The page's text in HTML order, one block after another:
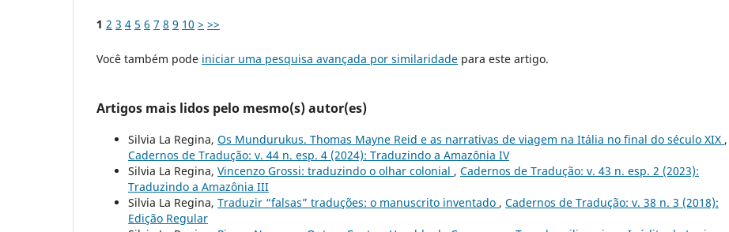
1 2 3 4 5 6 7 8 9 10 > >>
Você também pode iniciar uma pesquisa avançada por similaridade para este artigo.
Artigos mais lidos pelo mesmo(s) autor(es)
Silvia La Regina, Os Mundurukus. Thomas Mayne Reid e as narrativas de viagem na Itália no final do século XIX ,
Cadernos de Tradução: v. 44 n. esp. 4 (2024): Traduzindo a Amazônia IV
Silvia La Regina, Vincenzo Grossi: traduzindo o olhar colonial , Cadernos de Tradução: v. 43 n. esp. 2 (2023):
Traduzindo a Amazônia III
Silvia La Regina, Traduzir “falsas” traduções: o manuscrito inventado , Cadernos de Tradução: v. 38 n. 3 (2018):
Edição Regular